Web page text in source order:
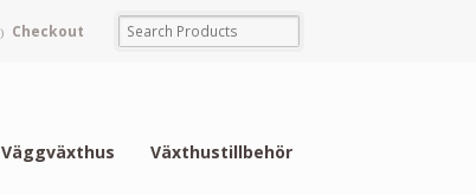
Checkout
Väggväxthus Växthustillbehör